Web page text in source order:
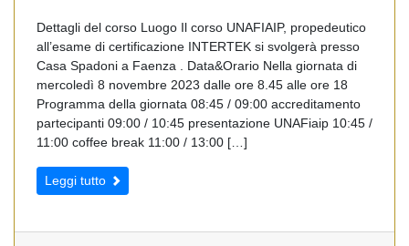
Dettagli del corso Luogo Il corso UNAFIAIP, propedeutico
all’esame di certificazione INTERTEK si svolgerà presso
Casa Spadoni a Faenza . Data&Orario Nella giornata di
mercoledì 8 novembre 2023 dalle ore 8.45 alle ore 18
Programma della giornata 08:45 / 09:00 accreditamento
partecipanti 09:00 / 10:45 presentazione UNAFiaip 10:45 /
11:00 coffee break 11:00 / 13:00 […]
Leggi tutto